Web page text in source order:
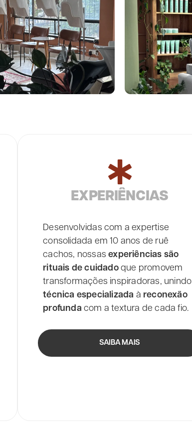
EXPERIÊNCIAS
Desenvolvidas com a expertise
consolidada em 10 anos de ruê
cachos, nossasexperiências são
rituais de cuidadoque promovem
transformações inspiradoras, unindo
técnica especializada à reconexão
profunda com a textura de cada fio.
SAIBA MAIS